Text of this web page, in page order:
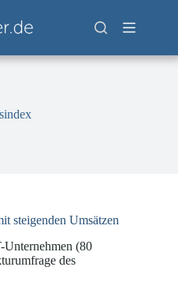
steigenden Umsätzen
Unternehmen (80
des